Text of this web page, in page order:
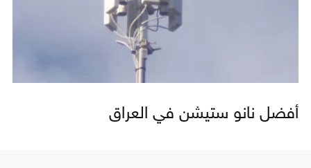
أفضل نانو ستيشن في العراق